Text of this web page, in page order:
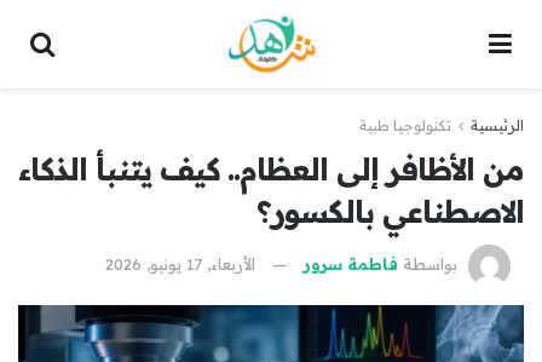
الرئيسية تكنولوجيا طبية
من الأظافر إلى العظام.. كيف يتنبأ الذكاء
الاصطناعي بالكسور؟
بواسطة فاطمة سرور الأربعاء, 17 يونيو, 2026